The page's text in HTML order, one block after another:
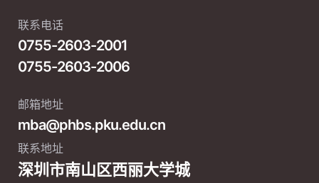
联系电话
0755-2603-2001
0755-2603-2006
邮箱地址
mba@phbs.pku.edu.cn
联系地址
深圳市南山区西丽大学城